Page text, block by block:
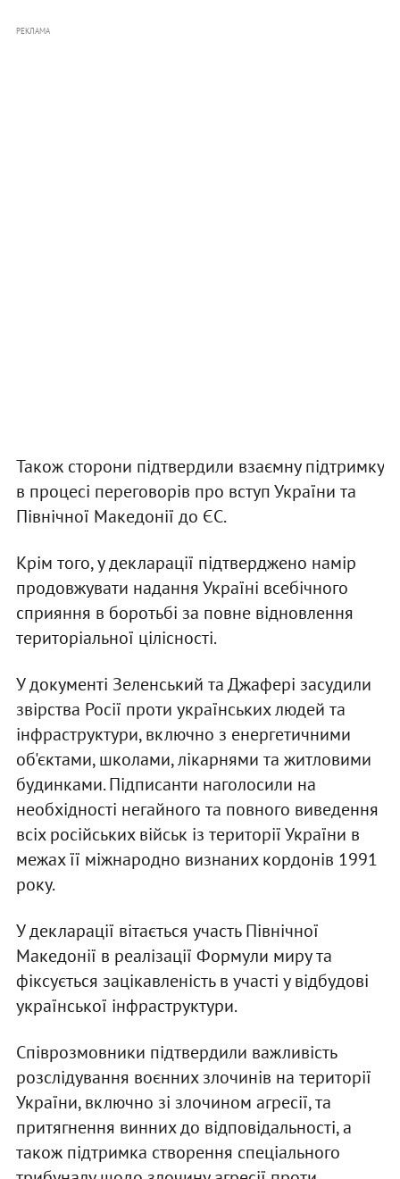
РЕКЛАМА
Також сторони підтвердили взаємну підтримку
в процесі переговорів про вступ України та
Північної Македонії до ЄС.
Крім того, у декларації підтверджено намір
продовжувати надання Україні всебічного
сприяння в боротьбі за повне відновлення
територіальної цілісності.
У документі Зеленський та Джафері засудили
звірства Росії проти українських людей та
інфраструктури, включно з енергетичними
об'єктами, школами, лікарнями та житловими
будинками. Підписанти наголосили на
необхідності негайного та повного виведення
всіх російських військ із території України в
межах її міжнародно визнаних кордонів 1991
року.
У декларації вітається участь Північної
Македонії в реалізації Формули миру та
фіксується зацікавленість в участі у відбудові
української інфраструктури.
Співрозмовники підтвердили важливість
розслідування воєнних злочинів на території
України, включно зі злочином агресії, та
притягнення винних до відповідальності, а
також підтримка створення спеціального